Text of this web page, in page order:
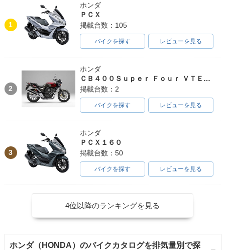
1
ホンダ
ＰＣＸ
掲載台数：105
バイクを探す レビューを見る
2
ホンダ
ＣＢ４００Ｓｕｐｅｒ Ｆｏｕｒ ＶＴＥＣ ＳＰＥＣ３
掲載台数：2
バイクを探す レビューを見る
3
ホンダ
ＰＣＸ１６０
掲載台数：50
バイクを探す レビューを見る
4位以降のランキングを見る
ホンダ（HONDA）のバイクカタログを排気量別で探